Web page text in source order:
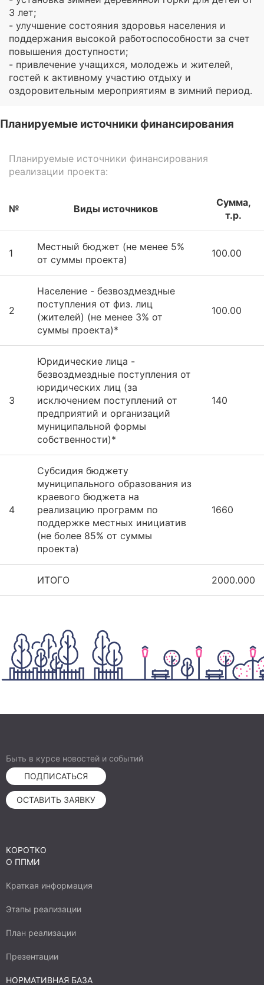
3 лет;
- улучшение состояния здоровья населения и
поддержания высокой работоспособности за счет
повышения доступности;
- привлечение учащихся, молодежь и жителей,
гостей к активному участию отдыху и
оздоровительным мероприятиям в зимний период.
Планируемые источники финансирования
Планируемые источники финансирования
реализации проекта:
№ Виды источников
Сумма,
т.р.
1
Местный бюджет (не менее 5%
от суммы проекта)
100.00
2
Население - безвоздмездные
поступления от физ. лиц
(жителей) (не менее 3% от
суммы проекта)*
100.00
3
Юридические лица -
безвоздмездные поступления от
юридических лиц (за
исключением поступлений от
предприятий и организаций
муниципальной формы
собственности)*
140
4
Субсидия бюджету
муниципального образования из
краевого бюджета на
реализацию программ по
поддержке местных инициатив
(не более 85% от суммы
проекта)
1660
ИТОГО 2000.000
Быть в курсе новостей и событий
ПОДПИСАТЬСЯ
ОСТАВИТЬ ЗАЯВКУ
КОРОТКО
О ППМИ
Краткая информация
Этапы реализации
План реализации
Презентации
НОРМАТИВНАЯ БАЗА